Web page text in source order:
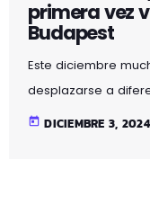
primera vez
Budapest
Este diciembre
desplazarse a
disfrutar de sus
today DICIEMBRE 3, 2024